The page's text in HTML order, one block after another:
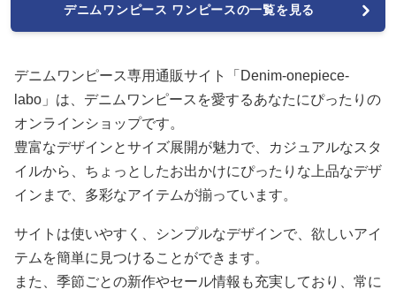
デニムワンピース ワンピースの一覧を見る
デニムワンピース専用通販サイト「Denim-onepiece-
labo」は、デニムワンピースを愛するあなたにぴったりの
オンラインショップです。
豊富なデザインとサイズ展開が魅力で、カジュアルなスタ
イルから、ちょっとしたお出かけにぴったりな上品なデザ
インまで、多彩なアイテムが揃っています。
サイトは使いやすく、シンプルなデザインで、欲しいアイ
テムを簡単に見つけることができます。
また、季節ごとの新作やセール情報も充実しており、常に